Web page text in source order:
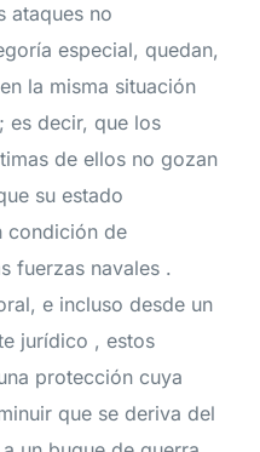
ataques no
especial, quedan,
la misma situación
es decir, que los
de ellos no gozan
su estado
condición de
fuerzas navales .
e incluso desde un
jurídico , estos
protección cuya
que se deriva del